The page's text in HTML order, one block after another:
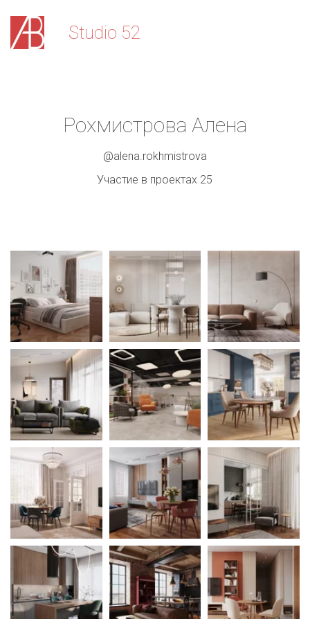
Stu­­­­dio 52
Рохмистрова Алена
@alena.rokhmistrova
Участие в проектах 25